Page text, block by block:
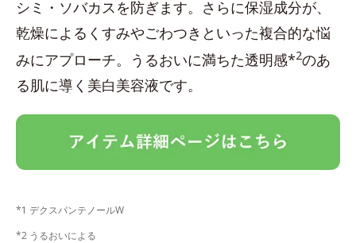
シミ・ソバカスを防ぎます。さらに保湿成分が、
乾燥によるくすみやごわつきといった複合的な悩
みにアプローチ。うるおいに満ちた透明感*2のあ
る肌に導く美白美容液です。
*1 デクスパンテノールW
*2 うるおいによる